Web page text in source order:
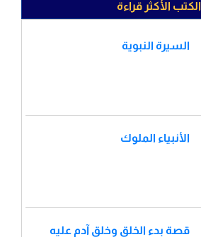
الكتب الأكثر قراءة
السيرة النبوية
الأنبياء الملوك
قصة بدء الخلق وخلق آدم عليه